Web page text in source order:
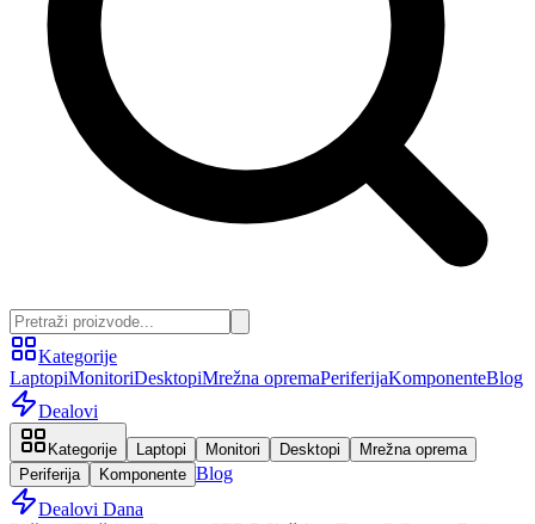
Kategorije
LaptopiMonitoriDesktopiMrežna opremaPeriferijaKomponenteBlog
Dealovi
Kategorije Laptopi Monitori Desktopi
Mrežna oprema
Periferija
Komponente Blog
Dealovi Dana